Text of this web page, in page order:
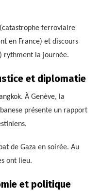
ferroviaire
en France) et discours
rythment la journée.
et diplomatie
À Genève, la
présente un rapport
de Gaza en soirée. Au
ont lieu.
et politique